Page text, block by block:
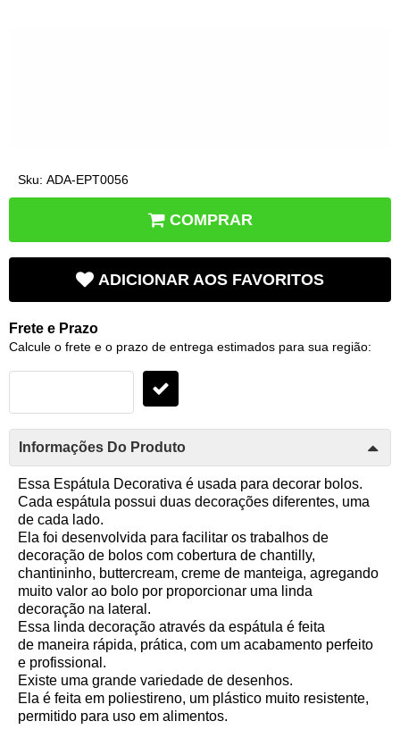
Sku: ADA-EPT0056
COMPRAR
ADICIONAR AOS FAVORITOS
Frete e Prazo
Calcule o frete e o prazo de entrega estimados para sua região:
Informações Do Produto
Essa Espátula Decorativa é usada para decorar bolos.
Cada espátula possui duas decorações diferentes, uma
de cada lado.
Ela foi desenvolvida para facilitar os trabalhos de
decoração de bolos com cobertura de chantilly,
chantininho, buttercream, creme de manteiga, agregando
muito valor ao bolo por proporcionar uma linda
decoração na lateral.
Essa linda decoração através da espátula é feita
de maneira rápida, prática, com um acabamento perfeito
e profissional.
Existe uma grande variedade de desenhos.
Ela é feita em poliestireno, um plástico muito resistente,
permitido para uso em alimentos.